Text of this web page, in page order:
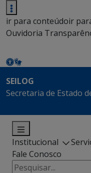
ir para conteúdoir
Ouvidoria
SEILOG
Secretaria de Estado
Institucional
Fale Conosco
Pesquisar